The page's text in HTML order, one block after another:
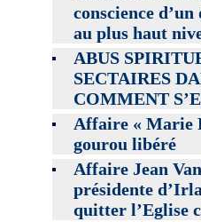
conscience
au plus haut
ABUS
SECTAIRES
COMMENT
Affaire « Marie
gourou libéré
Affaire Jean
présidente
quitter l’Eglise